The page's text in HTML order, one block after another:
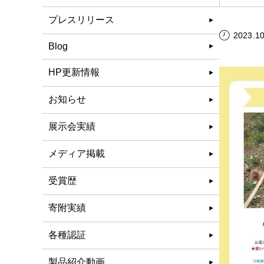
プレスリリース
Blog
HP更新情報
お知らせ
展示会実績
メディア掲載
受賞歴
寄附実績
各種認証
製品紹介動画